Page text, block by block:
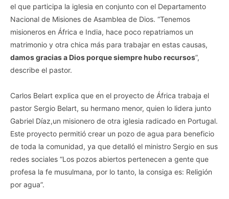
el que participa la iglesia en conjunto con el Departamento
Nacional de Misiones de Asamblea de Dios. “Tenemos
misioneros en África e India, hace poco repatriamos un
matrimonio y otra chica más para trabajar en estas causas,
damos gracias a Dios porque siempre hubo recursos”,
describe el pastor.
Carlos Belart explica que en el proyecto de África trabaja el
pastor Sergio Belart, su hermano menor, quien lo lidera junto
Gabriel Díaz,un misionero de otra iglesia radicado en Portugal.
Este proyecto permitió crear un pozo de agua para beneficio
de toda la comunidad, ya que detalló el ministro Sergio en sus
redes sociales “Los pozos abiertos pertenecen a gente que
profesa la fe musulmana, por lo tanto, la consiga es: Religión
por agua”.